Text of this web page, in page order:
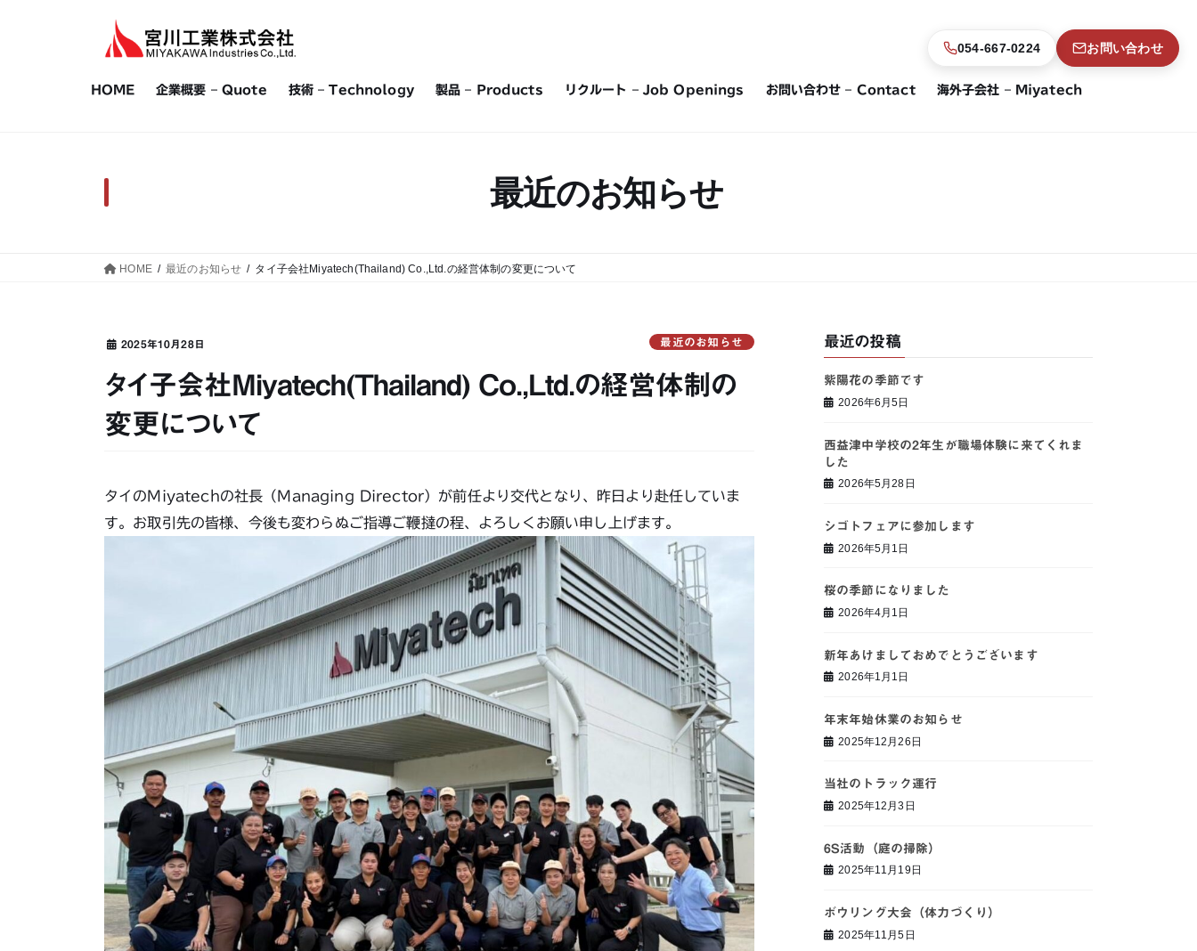
HOME 企業概要 – Quote 技術 – Technology 製品 – Products リクルート – Job Openings お問い合わせ – Contact 海外子会社 – Miyatech
最近のお知らせ
HOME 最近のお知らせ タイ子会社Miyatech(Thailand) Co.,Ltd.の経営体制の変更について
2025年10月28日 最近のお知らせ
タイ子会社Miyatech(Thailand) Co.,Ltd.の経営体制の
変更について
タイのMiyatechの社長（Managing Director）が前任より交代となり、昨日より赴任していま
す。お取引先の皆様、今後も変わらぬご指導ご鞭撻の程、よろしくお願い申し上げます。
最近の投稿
紫陽花の季節です
2026年6月5日
西益津中学校の2年生が職場体験に来てくれま
した
2026年5月28日
シゴトフェアに参加します
2026年5月1日
桜の季節になりました
2026年4月1日
新年あけましておめでとうございます
2026年1月1日
年末年始休業のお知らせ
2025年12月26日
当社のトラック運行
2025年12月3日
6S活動（庭の掃除）
2025年11月19日
ボウリング大会（体力づくり）
2025年11月5日
054-667-0224 お問い合わせ